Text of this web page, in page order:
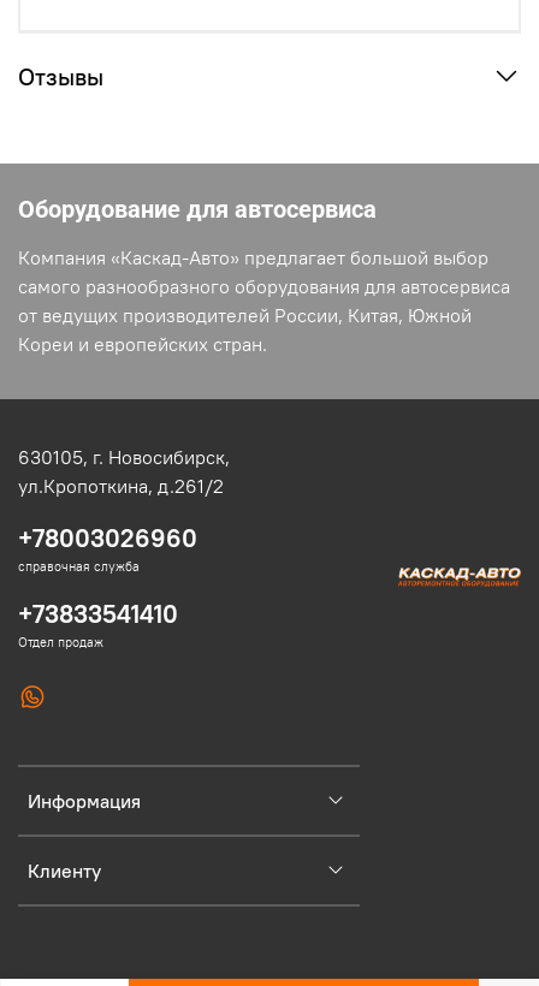
Отзывы
Оборудование для автосервиса
Компания «Каскад-Авто» предлагает большой выбор
самого разнообразного оборудования для автосервиса
от ведущих производителей России, Китая, Южной
Кореи и европейских стран.
Информация
Клиенту
630105, г. Новосибирск,
ул.Кропоткина, д.261/2
+78003026960
справочная служба
+73833541410
Отдел продаж